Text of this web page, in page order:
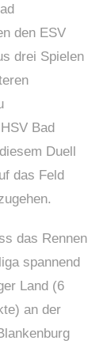
den ESV
drei Spielen
Bad
Duell
das Feld
das Rennen
spannend
Land (6
an der